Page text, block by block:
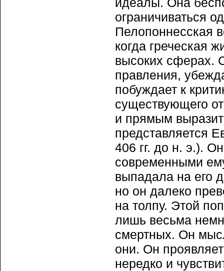
ограничиваться
Пелопоннесская
когда греческая
высоких сферах.
правления,
побуждает к
существующего
и прямым
представляется
406 гг. до н. э.).
современными
выпадала на его
но он далеко
на толпу. Этой
лишь весьма
смертных. Он
они. Он
нередко и